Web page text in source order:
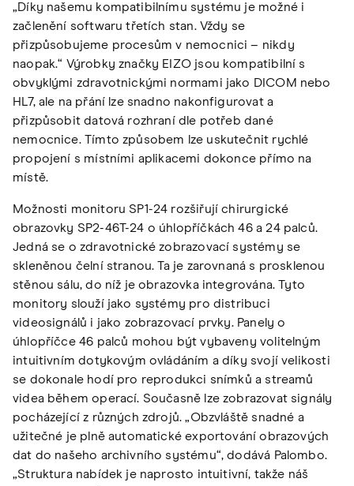
„Díky našemu kompatibilnímu systému je možné i
začlenění softwaru třetích stan. Vždy se
přizpůsobujeme procesům v nemocnici – nikdy
naopak.“ Výrobky značky EIZO jsou kompatibilní s
obvyklými zdravotnickými normami jako DICOM nebo
HL7, ale na přání lze snadno nakonfigurovat a
přizpůsobit datová rozhraní dle potřeb dané
nemocnice. Tímto způsobem lze uskutečnit rychlé
propojení s místními aplikacemi dokonce přímo na
místě.
Možnosti monitoru SP1-24 rozšiřují chirurgické
obrazovky SP2-46T-24 o úhlopříčkách 46 a 24 palců.
Jedná se o zdravotnické zobrazovací systémy se
skleněnou čelní stranou. Ta je zarovnaná s prosklenou
stěnou sálu, do níž je obrazovka integrována. Tyto
monitory slouží jako systémy pro distribuci
videosignálů i jako zobrazovací prvky. Panely o
úhlopříčce 46 palců mohou být vybaveny volitelným
intuitivním dotykovým ovládáním a díky svojí velikosti
se dokonale hodí pro reprodukci snímků a streamů
videa během operací. Současně lze zobrazovat signály
pocházející z různých zdrojů. „Obzvláště snadné a
užitečné je plně automatické exportování obrazových
dat do našeho archivního systému“, dodává Palombo.
„Struktura nabídek je naprosto intuitivní, takže náš